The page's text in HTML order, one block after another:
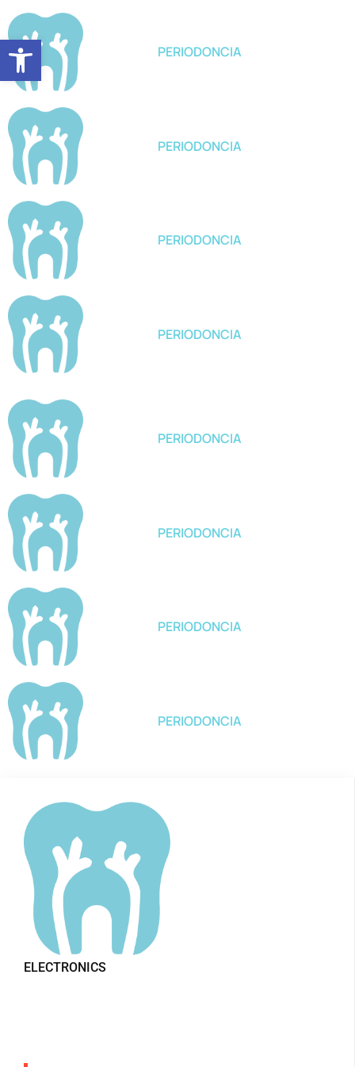
Abrir barra de herramientasPERIODONCIA
PERIODONCIA
PERIODONCIA
PERIODONCIA
PERIODONCIA
PERIODONCIA
PERIODONCIA
PERIODONCIA
ELECTRONICS